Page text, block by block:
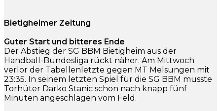
Bietigheimer Zeitung
Guter Start und bitteres Ende
Der Abstieg der SG BBM Bietigheim aus der
Handball-Bundesliga rückt näher. Am Mittwoch
verlor der Tabellenletzte gegen MT Melsungen mit
23:35. In seinem letzten Spiel für die SG BBM musste
Torhüter Darko Stanic schon nach knapp fünf
Minuten angeschlagen vom Feld.